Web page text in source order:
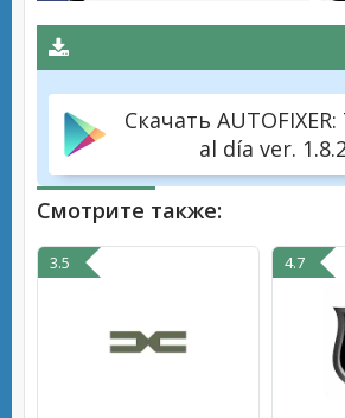
Скачать
al día ver.
Смотрите также:
3.5 4.7